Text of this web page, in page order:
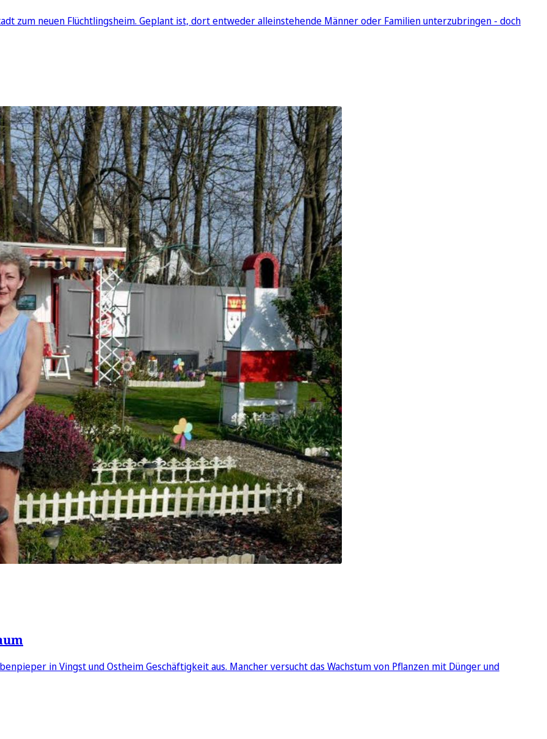
zum neuen Flüchtlingsheim. Geplant ist, dort entweder alleinstehende Männer oder Familien unterzubringen - doch
in Vingst und Ostheim Geschäftigkeit aus. Mancher versucht das Wachstum von Pflanzen mit Dünger und